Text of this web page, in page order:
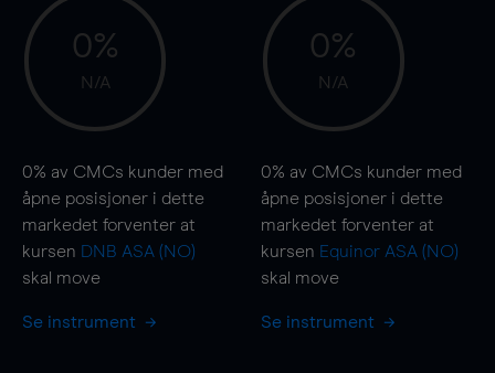
0%
N/A
0% av CMCs kunder med
åpne posisjoner i dette
markedet forventer at
kursen DNB ASA (NO)
skal move
Se instrument
0%
N/A
0% av CMCs kunder med
åpne posisjoner i dette
markedet forventer at
kursen Equinor ASA (NO)
skal move
Se instrument